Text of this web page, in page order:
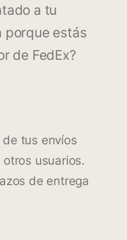
a tu
porque estás
de FedEx?
tus envíos
usuarios.
de entrega